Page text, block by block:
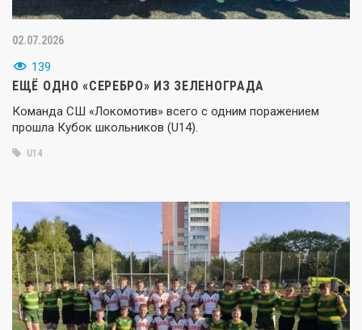
02.07.2026
139
ЕЩЁ ОДНО «СЕРЕБРО» ИЗ ЗЕЛЕНОГРАДА
Команда СШ «Локомотив» всего с одним поражением
прошла Кубок школьников (U14).
U14